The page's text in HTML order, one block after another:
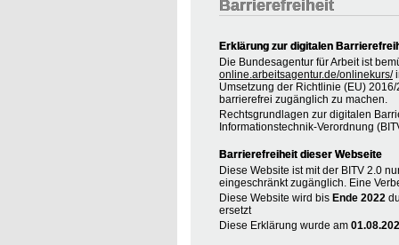
Barrierefreiheit
Erklärung zur digitalen
Die Bundesagentur für Arbeit ist
online.arbeitsagentur.de/onlinekurs/
Umsetzung der Richtlinie (EU)
barrierefrei zugänglich zu machen.
Rechtsgrundlagen zur digitalen
Informationstechnik-Verordnung
Barrierefreiheit dieser Webseite
Diese Website ist mit der BITV 2.0
eingeschränkt zugänglich. Eine
Diese Website wird bis Ende 2022
ersetzt
Diese Erklärung wurde am